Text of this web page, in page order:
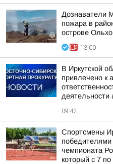
Дознаватели
пожара в
острове
13:00
В Иркутской
привлечено к
деятельности
09:42
Спортсмены
победителями
чемпионата
который с 7